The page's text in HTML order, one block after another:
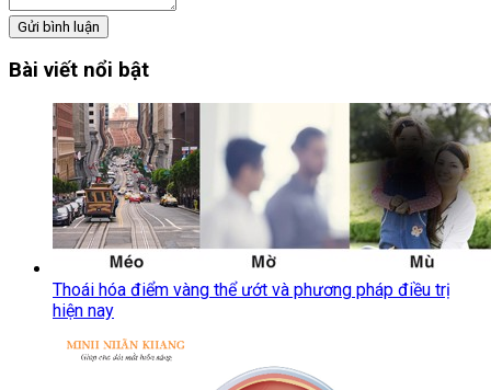
Gửi bình luận
Bài viết nổi bật
Thoái hóa điểm vàng thể ướt và phương pháp điều trị
hiện nay